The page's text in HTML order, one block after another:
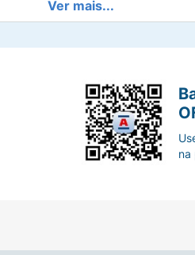
, essenciais para o
para a lancheira
Crilancha Couve e
Ver mais...
na